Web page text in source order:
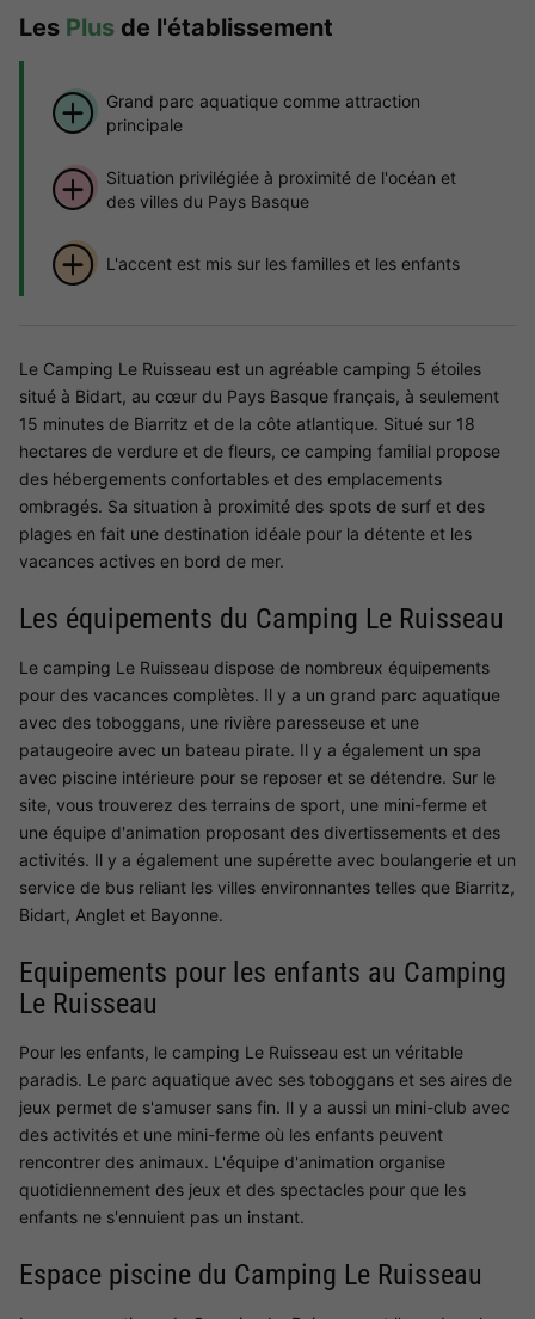
Les Plus de l'établissement
Grand parc aquatique comme attraction
principale
Situation privilégiée à proximité de l'océan et
des villes du Pays Basque
L'accent est mis sur les familles et les enfants
Le Camping Le Ruisseau est un agréable camping 5 étoiles
situé à Bidart, au cœur du Pays Basque français, à seulement
15 minutes de Biarritz et de la côte atlantique. Situé sur 18
hectares de verdure et de fleurs, ce camping familial propose
des hébergements confortables et des emplacements
ombragés. Sa situation à proximité des spots de surf et des
plages en fait une destination idéale pour la détente et les
vacances actives en bord de mer.
Les équipements du Camping Le Ruisseau
Le camping Le Ruisseau dispose de nombreux équipements
pour des vacances complètes. Il y a un grand parc aquatique
avec des toboggans, une rivière paresseuse et une
pataugeoire avec un bateau pirate. Il y a également un spa
avec piscine intérieure pour se reposer et se détendre. Sur le
site, vous trouverez des terrains de sport, une mini-ferme et
une équipe d'animation proposant des divertissements et des
activités. Il y a également une supérette avec boulangerie et un
service de bus reliant les villes environnantes telles que Biarritz,
Bidart, Anglet et Bayonne.
Equipements pour les enfants au Camping
Le Ruisseau
Pour les enfants, le camping Le Ruisseau est un véritable
paradis. Le parc aquatique avec ses toboggans et ses aires de
jeux permet de s'amuser sans fin. Il y a aussi un mini-club avec
des activités et une mini-ferme où les enfants peuvent
rencontrer des animaux. L'équipe d'animation organise
quotidiennement des jeux et des spectacles pour que les
enfants ne s'ennuient pas un instant.
Espace piscine du Camping Le Ruisseau